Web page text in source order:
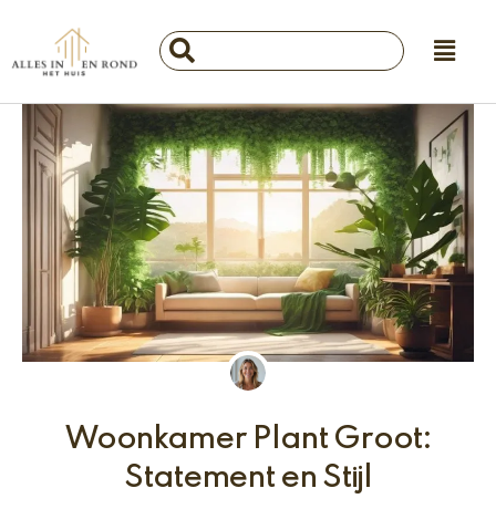
de
Main
Menu
Search
...
Woonkamer Plant Groot:
Statement en Stijl